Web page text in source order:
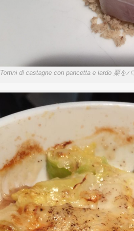
Tortini di castagne con pancetta e lardo 栗を